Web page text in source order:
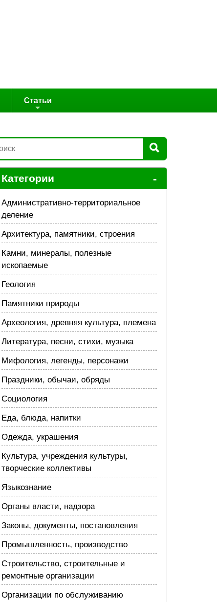
Статьи
Категории -
Административно-территориальное
деление
Архитектура, памятники, строения
Камни, минералы, полезные
ископаемые
Геология
Памятники природы
Археология, древняя культура, племена
Литература, песни, стихи, музыка
Мифология, легенды, персонажи
Праздники, обычаи, обряды
Социология
Еда, блюда, напитки
Одежда, украшения
Культура, учреждения культуры,
творческие коллективы
Языкознание
Органы власти, надзора
Законы, документы, постановления
Промышленность, производство
Строительство, строительные и
ремонтные организации
Организации по обслуживанию